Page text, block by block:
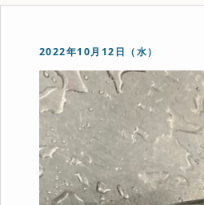
2022年10月12日（水）